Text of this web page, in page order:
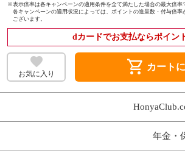
※表示倍率は各キャンペーンの適用条件を全て満たした場合の最大倍率
各キャンペーンの適用状況によっては、ポイントの進呈数・付与倍
ございます。
dカードでお支払ならポイン
お気に入り shopping_cart カート
年金・